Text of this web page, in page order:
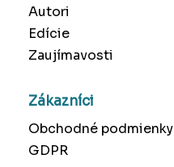
Autori
Edície
Zaujímavosti
Zákazníci
Obchodné podmienky
GDPR